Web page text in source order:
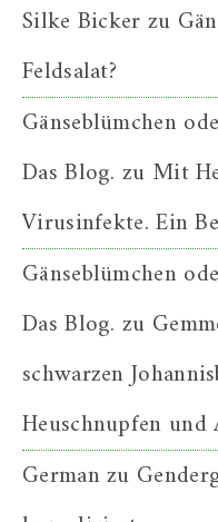
Silke Bickerzu
Feldsalat?
Gänseblümchen
Das Blog. zu Mit
Virusinfekte. Ein
Gänseblümchen
Das Blog. zu
schwarzen
Heuschnupfen
Germanzu